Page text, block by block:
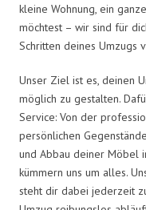
kleine Wohnung, ein
möchtest – wir sind für
Schritten deines Umzugs
Unser Ziel ist es, deinen
möglich zu gestalten.
Service: Von der
persönlichen
und Abbau deiner Möbel
kümmern uns um alles.
steht dir dabei jederzeit